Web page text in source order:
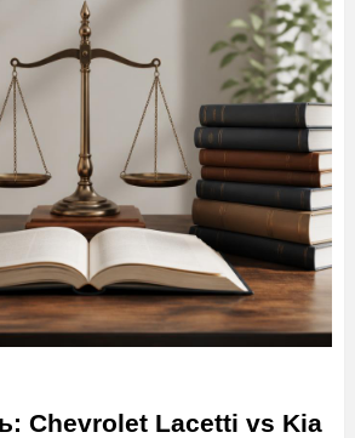
Chevrolet Lacetti vs Kia